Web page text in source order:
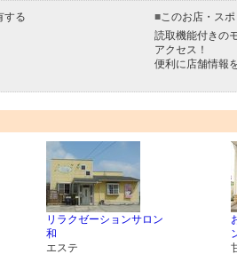
する ■ このお店・ス
読取機能付きの
アクセス！
便利に店舗情報
リラクゼーションサロン
和
エステ